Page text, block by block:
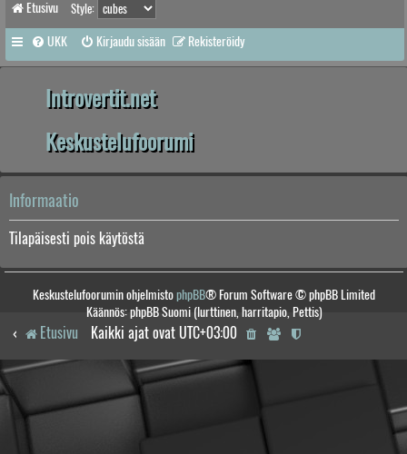
Etusivu Style:
UKK Kirjaudu sisään Rekisteröidy
Introvertit.net
Keskustelufoorumi
Informaatio
Tilapäisesti pois käytöstä
Keskustelufoorumin ohjelmistophpBB® Forum Software © phpBB Limited
Käännös: phpBB Suomi (lurttinen, harritapio, Pettis)
Etusivu Kaikki ajat ovat UTC+03:00